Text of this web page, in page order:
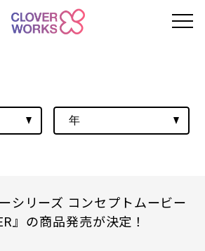
シリーズ コンセプトムービー
』の商品発売が決定！